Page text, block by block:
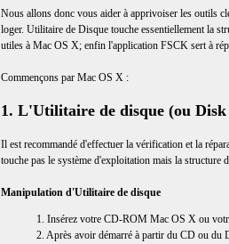
Nous allons donc vous aider à apprivoiser les outils
loger. Utilitaire de Disque touche essentiellement la
utiles à Mac OS X; enfin l'application FSCK sert à
Commençons par Mac OS X :
1. L'Utilitaire de disque (ou
Il est recommandé d'effectuer la vérification et la
touche pas le système d'exploitation mais la structure
Manipulation d'Utilitaire de disque
1. Insérez votre CD-ROM Mac OS X ou
2. Après avoir démarré à partir du CD ou du